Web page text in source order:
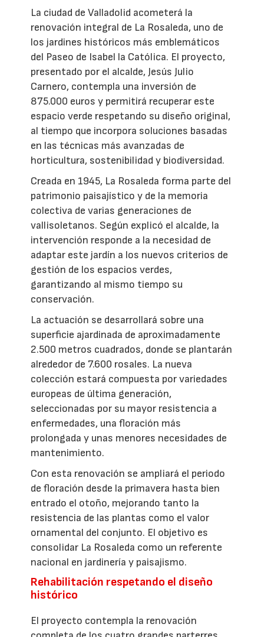
La ciudad de Valladolid acometerá la
renovación integral de La Rosaleda, uno de
los jardines históricos más emblemáticos
del Paseo de Isabel la Católica. El proyecto,
presentado por el alcalde, Jesús Julio
Carnero, contempla una inversión de
875.000 euros y permitirá recuperar este
espacio verde respetando su diseño original,
al tiempo que incorpora soluciones basadas
en las técnicas más avanzadas de
horticultura, sostenibilidad y biodiversidad.
Creada en 1945, La Rosaleda forma parte del
patrimonio paisajístico y de la memoria
colectiva de varias generaciones de
vallisoletanos. Según explicó el alcalde, la
intervención responde a la necesidad de
adaptar este jardín a los nuevos criterios de
gestión de los espacios verdes,
garantizando al mismo tiempo su
conservación.
La actuación se desarrollará sobre una
superficie ajardinada de aproximadamente
2.500 metros cuadrados, donde se plantarán
alrededor de 7.600 rosales. La nueva
colección estará compuesta por variedades
europeas de última generación,
seleccionadas por su mayor resistencia a
enfermedades, una floración más
prolongada y unas menores necesidades de
mantenimiento.
Con esta renovación se ampliará el periodo
de floración desde la primavera hasta bien
entrado el otoño, mejorando tanto la
resistencia de las plantas como el valor
ornamental del conjunto. El objetivo es
consolidar La Rosaleda como un referente
nacional en jardinería y paisajismo.
Rehabilitación respetando el diseño
histórico
El proyecto contempla la renovación